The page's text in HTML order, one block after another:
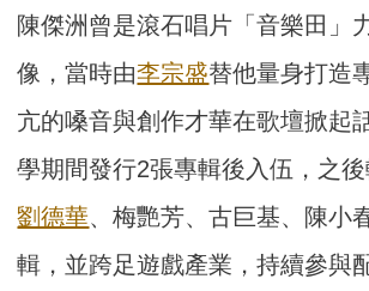
陳傑洲曾是滾石唱片「音樂田」
像，當時由李宗盛替他量身打造
亢的嗓音與創作才華在歌壇掀起
學期間發行2張專輯後入伍，之
劉德華、梅艷芳、古巨基、陳小
輯，並跨足遊戲產業，持續參與